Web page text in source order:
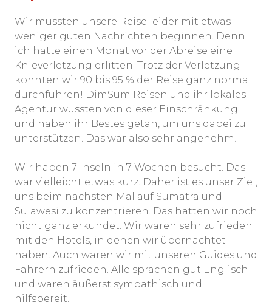
Wir mussten unsere Reise leider mit etwas
weniger guten Nachrichten beginnen. Denn
ich hatte einen Monat vor der Abreise eine
Knieverletzung erlitten. Trotz der Verletzung
konnten wir 90 bis 95 % der Reise ganz normal
durchführen! DimSum Reisen und ihr lokales
Agentur wussten von dieser Einschränkung
und haben ihr Bestes getan, um uns dabei zu
unterstützen. Das war also sehr angenehm!
Wir haben 7 Inseln in 7 Wochen besucht. Das
war vielleicht etwas kurz. Daher ist es unser Ziel,
uns beim nächsten Mal auf Sumatra und
Sulawesi zu konzentrieren. Das hatten wir noch
nicht ganz erkundet. Wir waren sehr zufrieden
mit den Hotels, in denen wir übernachtet
haben. Auch waren wir mit unseren Guides und
Fahrern zufrieden. Alle sprachen gut Englisch
und waren äußerst sympathisch und
hilfsbereit.